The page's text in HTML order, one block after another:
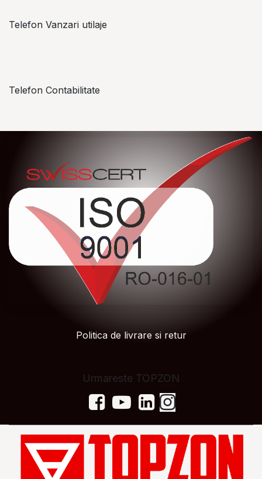
Politica de livrare si retur
Urmareste TOPZON
Telefon Vanzari utilaje
Telefon Contabilitate